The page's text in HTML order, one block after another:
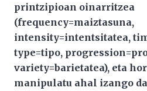
printzipioan oinarritzea
(frequency=maiztasuna,
intensity=intentsitatea,
type=tipo,
variety=barietatea), eta
manipulatu ahal izango